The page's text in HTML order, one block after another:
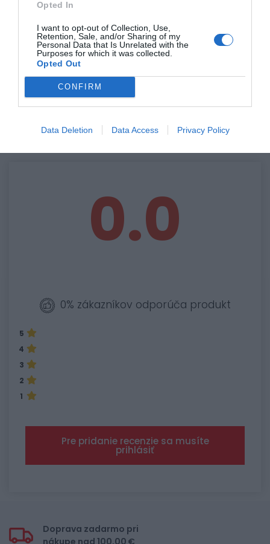
Opted In
I want to opt-out of Collection, Use,
Retention, Sale, and/or Sharing of my
Personal Data that Is Unrelated with the
Purposes for which it was collected.
Opted Out
CONFIRM
Data Deletion Data Access Privacy Policy
Záplata
Held
kolená
čierna
29,95 €
Chránič
Held
Exosafe
by
D3O
17,95 €
Bunda
Street
3.0
kožená
čierno-
biela
299,00 €
0.0
0% zákazníkov odporúča produkt
5
4
3
2
1
Pre pridanie recenzie sa musíte
prihlásiť
Doprava zadarmo pri
nákupe nad 100,00 €